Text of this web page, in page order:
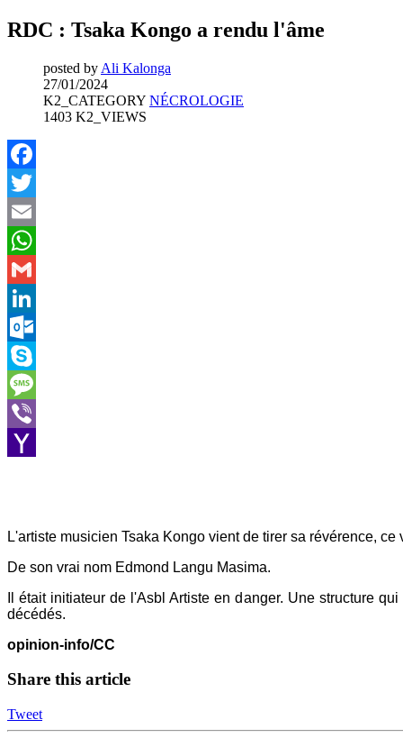
RDC : Tsaka Kongo a rendu l'âme
posted by Ali Kalonga
27/01/2024
K2_CATEGORY NÉCROLOGIE
1403 K2_VIEWS
Facebook
Twitter
Email
WhatsApp
Gmail
LinkedIn
Outlook.com
Skype
Message
Viber
L'artiste musicien Tsaka Kongo vient de tirer sa révérence,
De son vrai nom Edmond Langu Masima.
Il était initiateur de l'Asbl Artiste en danger. Une structure
décédés.
opinion-info/CC
Share this article
Tweet